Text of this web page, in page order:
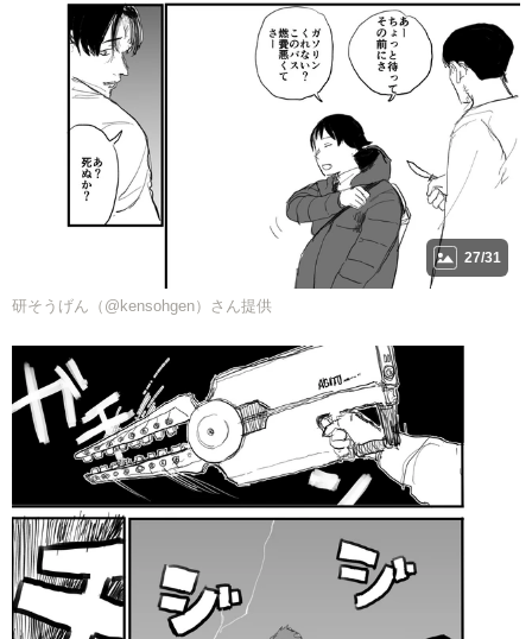
27/31
研そうげん（@kensohgen）さん提供